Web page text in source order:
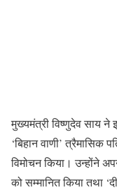
मुख्यमंत्री विष्णुदेव साय
‘बिहान वाणी’ त्रैमासिक
विमोचन किया। उन्होंने
को सम्मानित किया तथा